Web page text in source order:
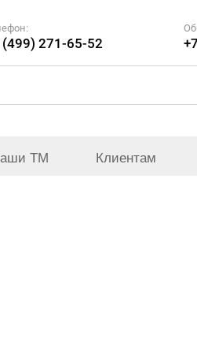
(499) 271-65-52
ТМ Клиентам